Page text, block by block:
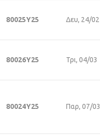
80025Υ25 Δευ, 24/02
80026Υ25 Τρι, 04/03
80024Υ25 Παρ, 07/03